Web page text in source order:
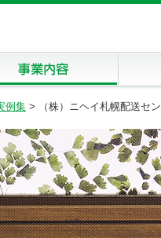
例集 > （株）ニヘイ札幌配送セ